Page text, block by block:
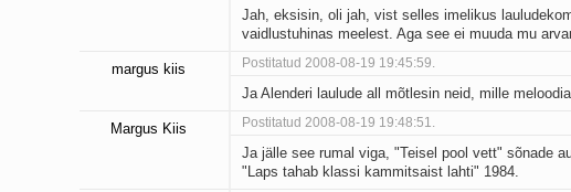
Jah, eksisin, oli jah, vist selles imelikus
vaidlustuhinas meelest. Aga see ei muuda mu
margus kiis Postitatud 2008-08-19 19:45:59.
Ja Alenderi laulude all mõtlesin neid, mille
Margus Kiis Postitatud 2008-08-19 19:48:51.
Ja jälle see rumal viga, "Teisel pool vett" sõnade
"Laps tahab klassi kammitsaist lahti" 1984.